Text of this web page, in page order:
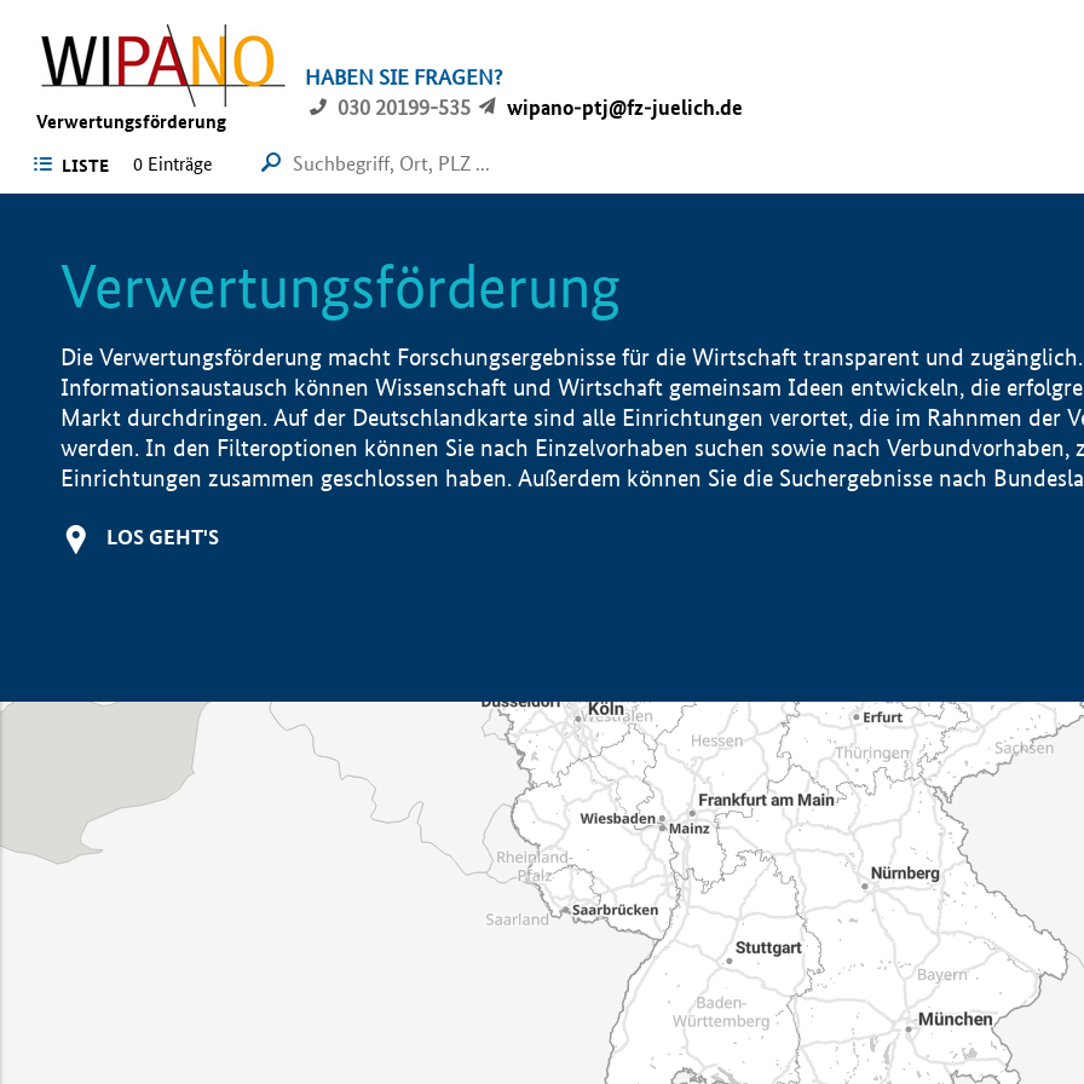
Verwertungsförderung
HABEN SIE FRAGEN?
030 20199-535
wipano-ptj@fz-juelich.de
LISTE 0 Einträge
Verwertungsförderung
Die Verwertungsförderung macht Forschungsergebnisse für die Wirtschaft transparent und
Informationsaustausch können Wissenschaft und Wirtschaft gemeinsam Ideen entwickeln, die
Markt durchdringen. Auf der Deutschlandkarte sind alle Einrichtungen verortet, die im Rahnmen der
werden. In den Filteroptionen können Sie nach Einzelvorhaben suchen sowie nach Verbundvorhaben,
Einrichtungen zusammen geschlossen haben. Außerdem können Sie die Suchergebnisse nach
LOS GEHT'S